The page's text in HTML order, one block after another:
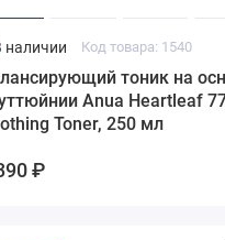
наличии Код товара: 1540
тоник на
Anua Heartleaf
Toner, 250 мл
₽